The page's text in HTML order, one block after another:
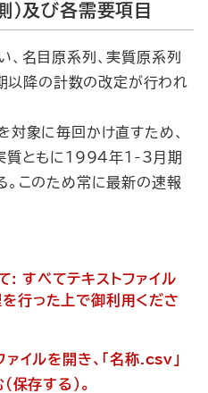
及び各需要項目
名目原系列、実質原系列
降の計数の改定が行われ
象に毎回かけ直すため、
質ともに1994年1-3月期
。このため常に最新の速報
: すべてテキストファイル
行った上で御利用くださ
イルを開き、「名称.csv」
(保存する)。